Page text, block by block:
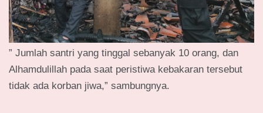
” Jumlah santri yang tinggal sebanyak 10 orang, dan
Alhamdulillah pada saat peristiwa kebakaran tersebut
tidak ada korban jiwa,” sambungnya.